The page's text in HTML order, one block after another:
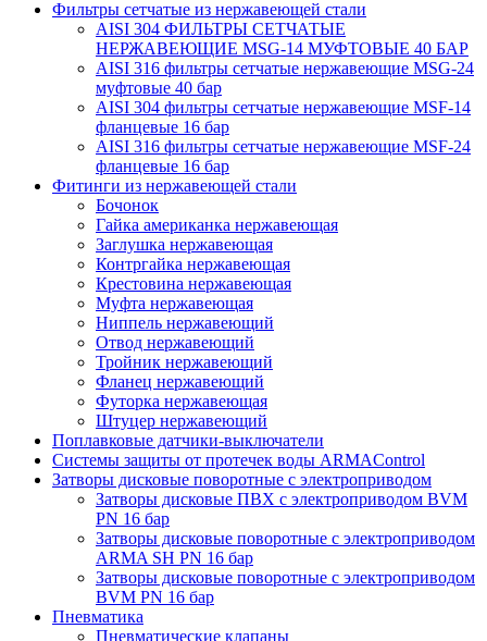
Фильтры сетчатые из нержавеющей стали
AISI 304 ФИЛЬТРЫ СЕТЧАТЫЕ
НЕРЖАВЕЮЩИЕ MSG-14 МУФТОВЫЕ 40 БАР
AISI 316 фильтры сетчатые нержавеющие MSG-24
муфтовые 40 бар
AISI 304 фильтры сетчатые нержавеющие MSF-14
фланцевые 16 бар
AISI 316 фильтры сетчатые нержавеющие MSF-24
фланцевые 16 бар
Фитинги из нержавеющей стали
Бочонок
Гайка американка нержавеющая
Заглушка нержавеющая
Контргайка нержавеющая
Крестовина нержавеющая
Муфта нержавеющая
Ниппель нержавеющий
Отвод нержавеющий
Тройник нержавеющий
Фланец нержавеющий
Футорка нержавеющая
Штуцер нержавеющий
Поплавковые датчики-выключатели
Системы защиты от протечек воды ARMAControl
Затворы дисковые поворотные с электроприводом
Затворы дисковые ПВХ с электроприводом BVM
PN 16 бар
Затворы дисковые поворотные с электроприводом
ARMA SH PN 16 бар
Затворы дисковые поворотные с электроприводом
BVM PN 16 бар
Пневматика
Пневматические клапаны